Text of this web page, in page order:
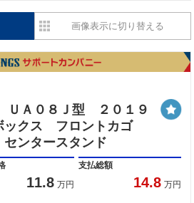
画像表示に切り替える
ＵＡ０８Ｊ型 ２０１９
ックス フロントカゴ
ンタースタンド
11.8 万円
支払総額
14.8 万円